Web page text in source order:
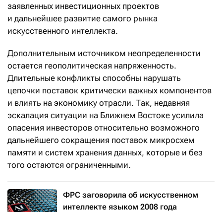
заявленных инвестиционных проектов
и дальнейшее развитие самого рынка
искусственного интеллекта.
Дополнительным источником неопределенности
остается геополитическая напряженность.
Длительные конфликты способны нарушать
цепочки поставок критически важных компонентов
и влиять на экономику отрасли. Так, недавняя
эскалация ситуации на Ближнем Востоке усилила
опасения инвесторов относительно возможного
дальнейшего сокращения поставок микросхем
памяти и систем хранения данных, которые и без
того остаются ограниченными.
ФРС заговорила об искусственном
интеллекте языком 2008 года